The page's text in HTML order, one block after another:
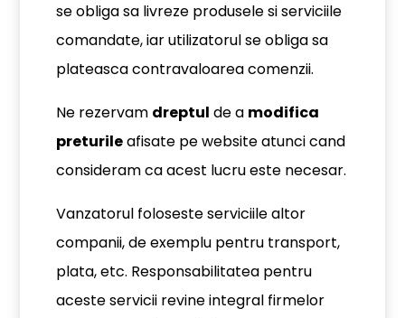
se obliga sa livreze produsele si serviciile
comandate, iar utilizatorul se obliga sa
plateasca contravaloarea comenzii.
Ne rezervam dreptul de a modifica
preturileafisate pe website atunci cand
consideram ca acest lucru este necesar.
Vanzatorul foloseste serviciile altor
companii, de exemplu pentru transport,
plata, etc. Responsabilitatea pentru
aceste servicii revine integral firmelor